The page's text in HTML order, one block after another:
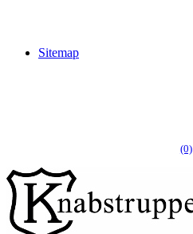
Sitemap
(0)